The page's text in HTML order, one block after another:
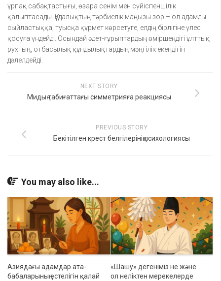
ұрпақ сабақтастығы, өзара сенім мен сүйіспеншілік
қалыптасады. Құдалықтың тәрбиелік маңызы зор – ол адамды
сыйластыққа, туысқа құрмет көрсетуге, елдің бірлігіне үлес
қосуға үндейді. Осындай әдет-ғұрыптардың өміршеңдігі ұлттық
рухтың, отбасылық құндылықтардың мәңгілік екендігін
дәлелдейді.
NEXT STORY
Мидың табиғаттағы симметрияға реакциясы
PREVIOUS STORY
Бекітілген крест белгілерінің психологиясы
You may also like...
Азиядағы адамдар ата-
бабаларының естелігін қалай
«Шашу» дегеніміз не және
ол неліктен мерекелерде